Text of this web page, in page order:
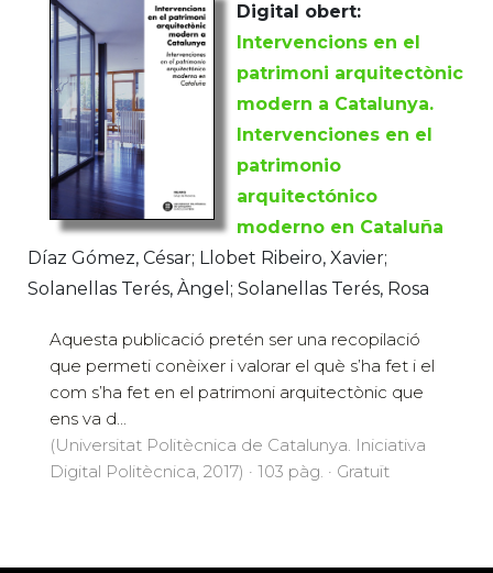
Digital obert:
Intervencions en el
patrimoni arquitectònic
modern a Catalunya.
Intervenciones en el
patrimonio
arquitectónico
moderno en Cataluña
Díaz Gómez, César; Llobet Ribeiro, Xavier;
Solanellas Terés, Àngel; Solanellas Terés, Rosa
Aquesta publicació pretén ser una recopilació
que permeti conèixer i valorar el què s’ha fet i el
com s’ha fet en el patrimoni arquitectònic que
ens va d...
(Universitat Politècnica de Catalunya. Iniciativa
Digital Politècnica, 2017) · 103 pàg. · Gratuït